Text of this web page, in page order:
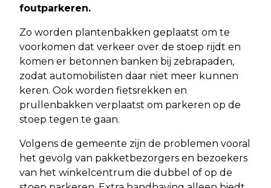
foutparkeren.
Zo worden plantenbakken geplaatst om te
voorkomen dat verkeer over de stoep rijdt en
komen er betonnen banken bij zebrapaden,
zodat automobilisten daar niet meer kunnen
keren. Ook worden fietsrekken en
prullenbakken verplaatst om parkeren op de
stoep tegen te gaan.
Volgens de gemeente zijn de problemen vooral
het gevolg van pakketbezorgers en bezoekers
van het winkelcentrum die dubbel of op de